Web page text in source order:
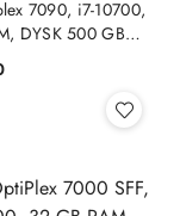
7090, i7-10700,
DYSK 500 GB
11 PRO